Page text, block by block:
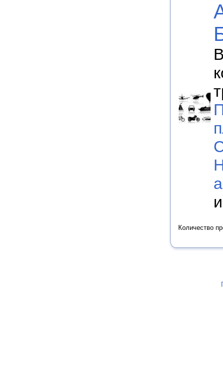
Количество